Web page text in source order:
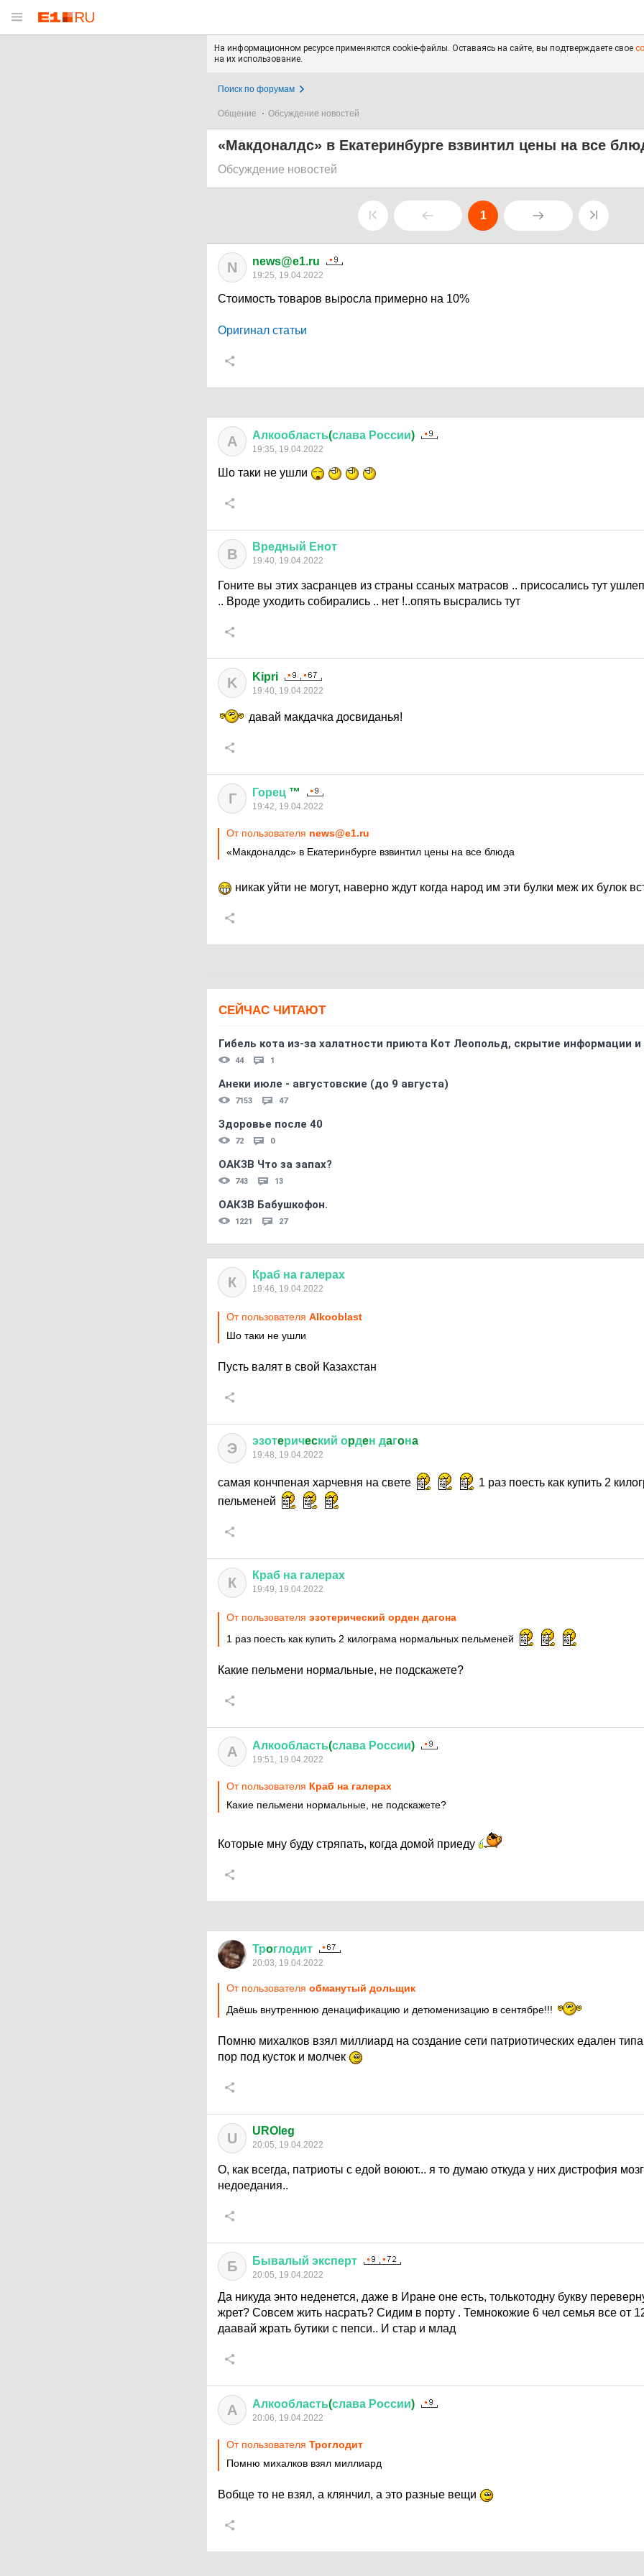
На информационном ресурсе применяются cookie-файлы. Оставаясь на сайте, вы подтверждаете свое
на их использование.
Поиск по форумам
Общение Обсуждение новостей
«Макдоналдс» в Екатеринбурге взвинтил цены на все
Обсуждение новостей
1
N news@e1.ru
19:25, 19.04.2022
Стоимость товаров выросла примерно на 10%
Оригинал статьи
А Алкообласть(слава России)
19:35, 19.04.2022
Шо таки не ушли
В Вредный Енот
19:40, 19.04.2022
Гоните вы этих засранцев из страны ссаных матрасов .. присосались тут
.. Вроде уходить собирались .. нет !..опять высрались тут
K Kipri
19:40, 19.04.2022
давай макдачка досвиданья!
Г Горец ™
19:42, 19.04.2022
От пользователя news@e1.ru
«Макдоналдс» в Екатеринбурге взвинтил цены на все блюда
никак уйти не могут, наверно ждут когда народ им эти булки меж их булок
СЕЙЧАС ЧИТАЮТ
Гибель кота из-за халатности приюта Кот Леопольд, скрытиe информации
44 1
Анеки июле - августовские (до 9 августа)
7153 47
Здоровье после 40
72 0
ОАКЗВ Что за запах?
743 13
ОАКЗВ Бабушкофон.
1221 27
К Краб на галерах
19:46, 19.04.2022
От пользователя Alkooblast
Шо таки не ушли
Пусть валят в свой Казахстан
Э эзотeричecкий оpдeн дaгoнa
19:48, 19.04.2022
самая кончпеная харчевня на свете
1 раз поесть как купить 2
пельменей
К Краб на галерах
19:49, 19.04.2022
От пользователя эзотeричecкий оpдeн дaгoнa
1 раз поесть как купить 2 килограма нормальных пельменей
Какие пельмени нормальные, не подскажете?
А Алкообласть(слава России)
19:51, 19.04.2022
От пользователя Краб на галерах
Какие пельмени нормальные, не подскажете?
Которые мну буду стряпать, когда домой приеду
Трoглодит
20:03, 19.04.2022
От пользователя обманутый дольщик
Даёшь внутреннюю денацификацию и детюменизацию в сентябре!!!
Помню михалков взял миллиард на создание сети патриотических едален типа
пор под кусток и молчек
U UROleg
20:05, 19.04.2022
О, как всегда, патриоты с едой воюют... я то думаю откуда у них дистрофия
недоедания..
Б Бывалый эксперт
20:05, 19.04.2022
Да никуда энто неденется, даже в Иране оне есть, толькотодну букву
жрет? Совсем жить насрать? Сидим в порту . Темнокожие 6 чел семья все от
даавай жрать бутики с пепси.. И стар и млад
А Алкообласть(слава России)
20:06, 19.04.2022
От пользователя Трoглодит
Помню михалков взял миллиард
Вобще то не взял, а клянчил, а это разные вещи